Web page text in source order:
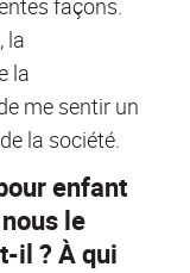
façons.
la
la
me sentir un
la société.
enfant
le
il ? À qui